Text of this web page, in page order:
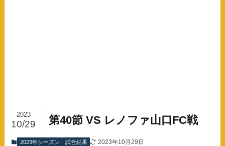
第40節 VS レノファ山口FC戦
2023
10/29
2023年シーズン 試合結果 2023年10月29日